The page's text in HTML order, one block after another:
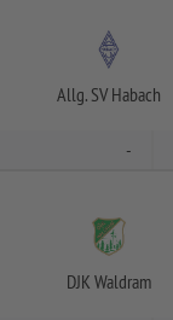
Allg. SV Habach
-
DJK Waldram